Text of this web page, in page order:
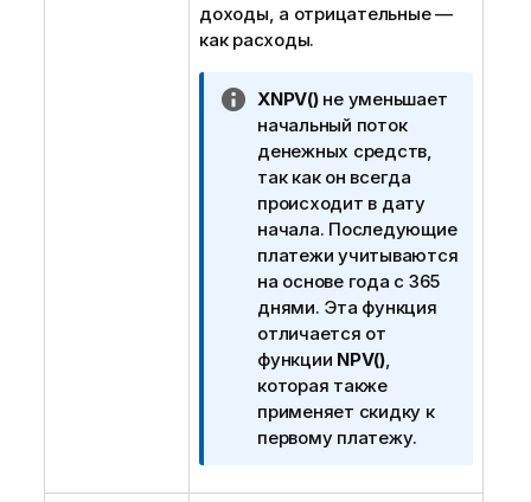
доходы, а отрицательные —
как расходы.
П
р
и
м
е
ч
а
н
и
е
к
и
н
ф
р
XNPV()не уменьшает
начальный поток
денежных средств,
так как он всегда
происходит в дату
начала. Последующие
платежи учитываются
на основе года с 365
днями. Эта функция
отличается от
функции NPV(),
которая также
применяет скидку к
первому платежу.